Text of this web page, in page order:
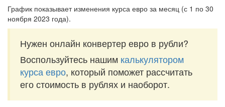
График показывает изменения курса евро за месяц (с 1 по 30
ноября 2023 года).
Нужен онлайн конвертер евро в рубли?
Воспользуйтесь нашим калькулятором
курса евро, который поможет рассчитать
его стоимость в рублях и наоборот.